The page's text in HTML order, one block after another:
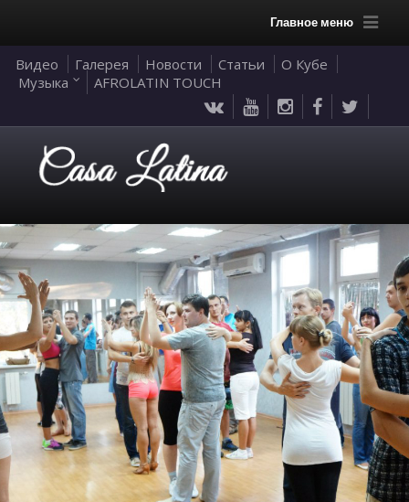
Главное меню
Видео Галерея Новости Статьи
О Кубе
Музыка
AFROLATIN TOUCH